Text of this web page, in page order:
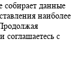
с раневой
собирает данные
наиболее
соглашаетесь с